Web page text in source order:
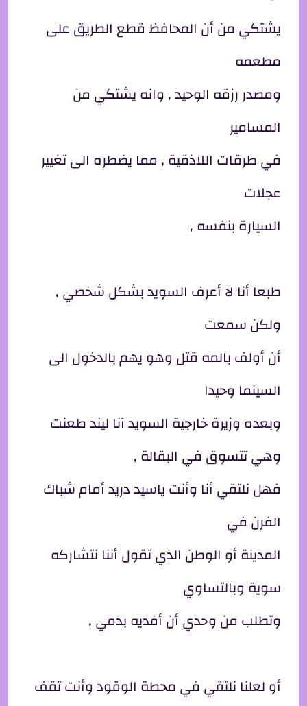
يشتكي من أن المحافظ قطع الطريق على
مطعمه
ومصدر رزقه الوحيد , وانه يشتكي من
المسامير
في طرقات اللاذقية , مما يضطره الى تغيير
عجلات
السيارة بنفسه ,
طبعا أنا لا أعرف السويد بشكل شخصي ,
ولكن سمعت
أن أولف بالمه قتل وهو يهم بالدخول الى
السينما وحيدا
وبعده وزيرة خارجية السويد آنا ليند طعنت
وهي تتسوق في البقالة ,
فهل نلتقي أنا وأنت ياسيد دريد أمام شباك
الفرن في
المدينة أو الوطن الذي تقول أننا نتشاركه
سوية وبالتساوي
وتطلب من وحدي أن أفديه بدمي ,
أو لعلنا نلتقي في محطة الوقود وأنت تقف